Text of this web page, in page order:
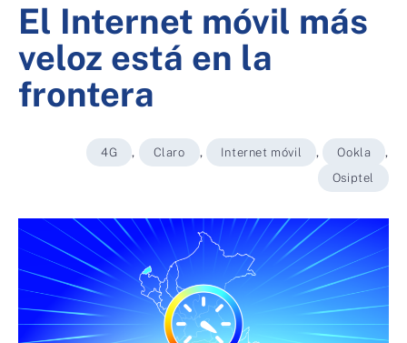
El Internet móvil más
veloz está en la
frontera
4G , Claro , Internet móvil , Ookla
,
Osiptel